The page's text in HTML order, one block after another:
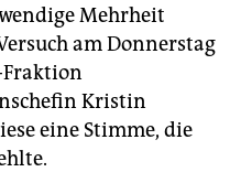
Mehrheit
am Donnerstag
Kristin
eine Stimme, die